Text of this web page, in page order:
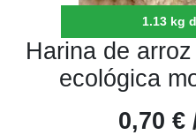
1.13 kg
Harina de
ecológica
0,70 €